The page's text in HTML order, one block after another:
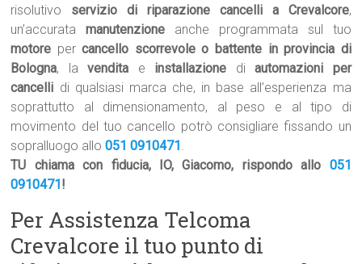
risolutivo servizio di riparazione cancelli a Crevalcore,
un’accuratamanutenzione anche programmata sul tuo
motore percancello scorrevole o battente in provincia di
Bologna, lavendita e installazione diautomazioni per
cancelli di qualsiasi marca che, in base all’esperienza ma
soprattutto al dimensionamento, al peso e al tipo di
movimento del tuo cancello potrò consigliare fissando un
sopralluogo allo051 0910471 .
TU chiama con fiducia, IO, Giacomo, rispondo allo 051
0910471 !
Per Assistenza Telcoma
Crevalcore il tuo punto di